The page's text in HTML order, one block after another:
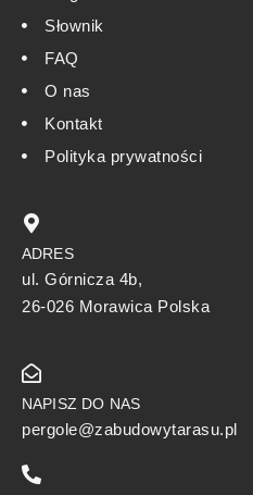
Słownik
FAQ
O nas
Kontakt
Polityka prywatności
ADRES
ul. Górnicza 4b,
26-026 Morawica Polska
NAPISZ DO NAS
pergole@zabudowytarasu.pl